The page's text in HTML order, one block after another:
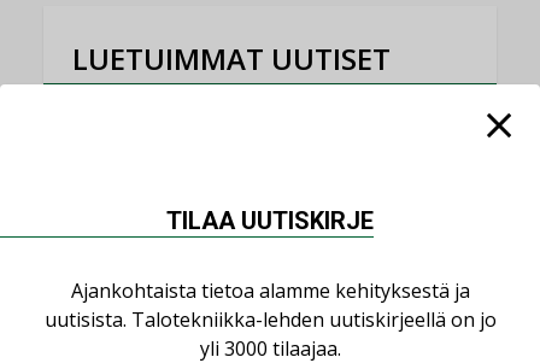
LUETUIMMAT UUTISET
Jarno Hacklin Cervin yrityskaupasta:
yhdistävät useita teknisiä osaamisalueita
saman katon alle”
TILAA UUTISKIRJE
Ajankohtaista tietoa alamme kehityksestä ja
uutisista. Talotekniikka-lehden uutiskirjeellä on jo
yli 3000 tilaajaa.